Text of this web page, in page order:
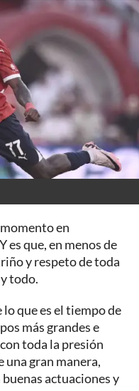
en
Y es que, en menos de
y respeto de toda
todo.
que es el tiempo de
más grandes e
toda la presión
una gran manera,
actuaciones y